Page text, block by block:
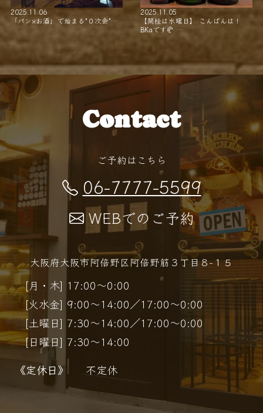
2025.11.06
「パン×お酒」で始まる"０次会"…
2025.11.05
【開栓は水曜日】 こんばんは！
BKaです🥐 …
Contact
ご予約はこちら
06-7777-5599
WEBでのご予約
大阪府大阪市阿倍野区阿倍野筋３丁目８−１５
[月・木] 17:00～0:00
[火水金] 9:00～14:00／17:00～0:00
[土曜日] 7:30～14:00／17:00～0:00
[日曜日] 7:30～14:00
《定休日》
不定休